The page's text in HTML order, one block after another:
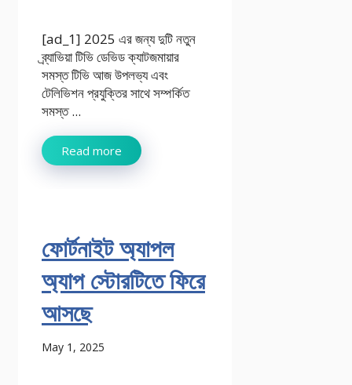
[ad_1] 2025 এর জন্য দুটি নতুন
ব্র্যাভিয়া টিভি ডেভিড ক্যাটজমায়ার
সমস্ত টিভি আজ উপলভ্য এবং
টেলিভিশন প্রযুক্তির সাথে সম্পর্কিত
সমস্ত ...
Read more
ফোর্টনাইট অ্যাপল
অ্যাপ স্টোরটিতে ফিরে
আসছে
May 1, 2025